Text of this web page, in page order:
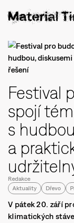
Festival
spojí
s
a
Redakce
Aktuality
Dřevo
V pátek 20. září
klimatických